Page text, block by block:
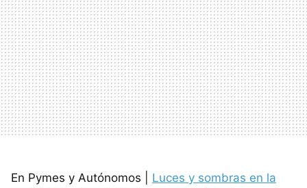
En Pymes y Autónomos | Luces y sombras en la